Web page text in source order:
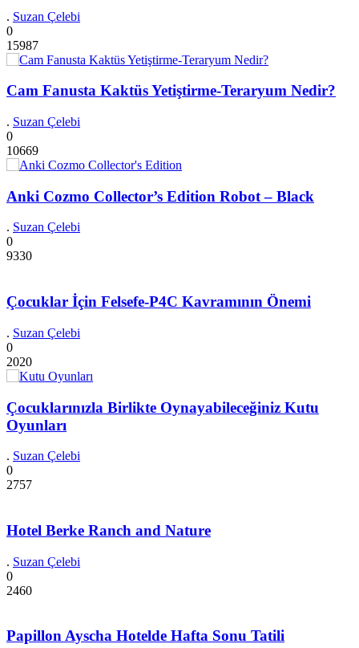
. Suzan Çelebi
0
15987
Cam Fanusta Kaktüs Yetiştirme-Teraryum Nedir?
. Suzan Çelebi
0
10669
Anki Cozmo Collector’s Edition Robot – Black
. Suzan Çelebi
0
9330
Çocuklar İçin Felsefe-P4C Kavramının Önemi
. Suzan Çelebi
0
2020
Çocuklarınızla Birlikte Oynayabileceğiniz Kutu
Oyunları
. Suzan Çelebi
0
2757
Hotel Berke Ranch and Nature
. Suzan Çelebi
0
2460
Papillon Ayscha Hotelde Hafta Sonu Tatili